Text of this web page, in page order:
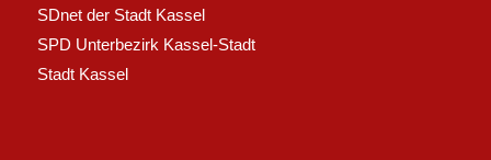
SDnet der Stadt Kassel
SPD Unterbezirk Kassel-Stadt
Stadt Kassel